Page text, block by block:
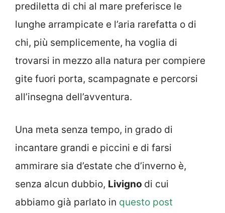
prediletta di chi al mare preferisce le
lunghe arrampicate e l’aria rarefatta o di
chi, più semplicemente, ha voglia di
trovarsi in mezzo alla natura per compiere
gite fuori porta, scampagnate e percorsi
all’insegna dell’avventura.
Una meta senza tempo, in grado di
incantare grandi e piccini e di farsi
ammirare sia d’estate che d’inverno è,
senza alcun dubbio, Livigno di cui
abbiamo già parlato in questo post